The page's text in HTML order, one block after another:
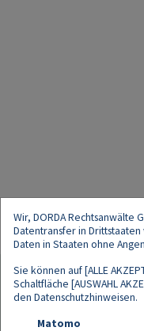
Wir, DORDA Rechtsanwälte
Datentransfer in
Daten in Staaten ohne
Sie können auf [ALLE
Schaltfläche [AUSWAHL
den Datenschutzhinweisen.
Matomo